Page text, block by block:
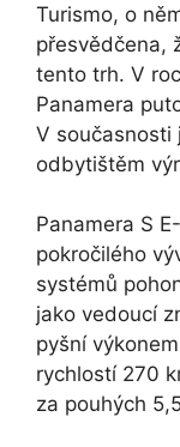
Turismo, o
přesvědčena,
tento trh. V
Panamera
V současnosti
odbytištěm
Panamera S
pokročilého
systémů
jako vedoucí
pyšní
rychlostí 270
za pouhých